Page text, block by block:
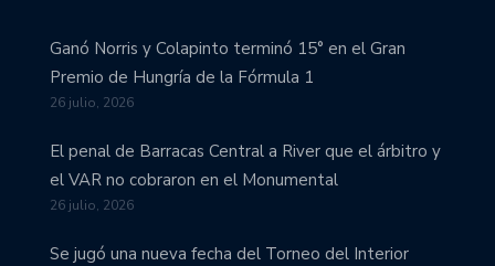
Ganó Norris y Colapinto terminó 15° en el Gran
Premio de Hungría de la Fórmula 1
26 julio, 2026
El penal de Barracas Central a River que el árbitro y
el VAR no cobraron en el Monumental
26 julio, 2026
Se jugó una nueva fecha del Torneo del Interior